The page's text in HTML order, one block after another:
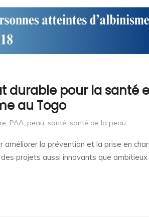
durable pour la santé
au Togo
, PAA, peau, santé, santé de la peau
la prévention et la prise en
projets aussi innovants que